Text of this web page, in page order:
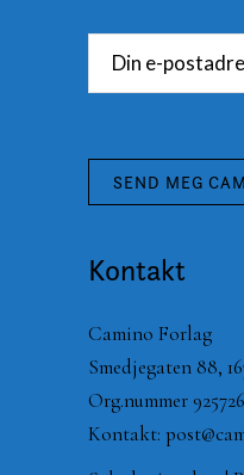
Kontakt
Camino Forlag
Smedjegaten 88,
Org.nummer
Kontakt: